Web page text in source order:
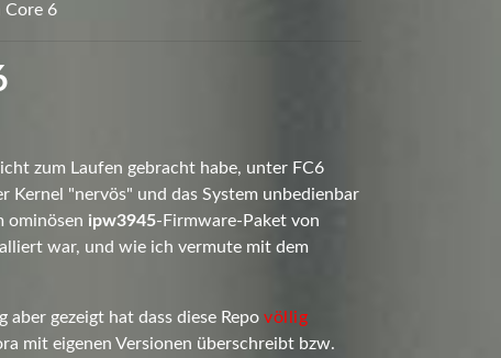
Core 6
zum Laufen gebracht habe, unter FC6
Kernel "nervös" und das System unbedienbar
ominösen ipw3945-Firmware-Paket von
war, und wie ich vermute mit dem
aber gezeigt hat dass diese Repovöllig
mit eigenen Versionen überschreibt bzw.